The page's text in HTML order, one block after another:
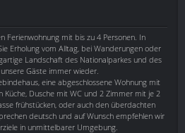
Ferienwohnung mit bis zu 4 Personen. In
Erholung vom Alltag, bei Wanderungen oder
Landschaft des Nationalparkes und des
Gäste immer wieder.
eine abgeschlossene Wohnung mit
Küche, Dusche mit WC und 2 Zimmer mit je 2
frühstücken, oder auch den überdachten
deutsch und auf Wunsch empfehlen wir
in unmittelbarer Umgebung.